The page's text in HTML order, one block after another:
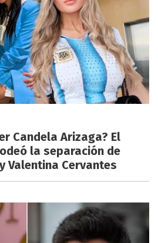
Candela Arizaga? El
la separación de
Valentina Cervantes